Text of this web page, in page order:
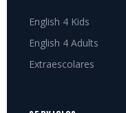
English 4 Kids
English 4 Adults
Extraescolares